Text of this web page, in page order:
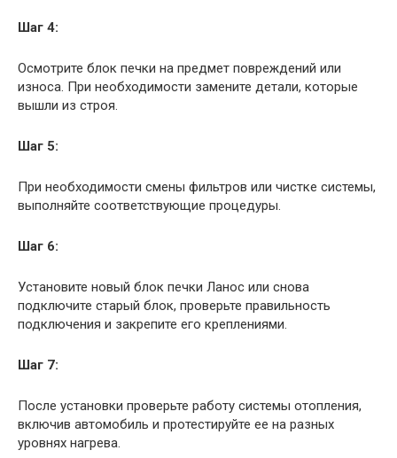
Шаг 4:
Осмотрите блок печки на предмет повреждений или
износа. При необходимости замените детали, которые
вышли из строя.
Шаг 5:
При необходимости смены фильтров или чистке системы,
выполняйте соответствующие процедуры.
Шаг 6:
Установите новый блок печки Ланос или снова
подключите старый блок, проверьте правильность
подключения и закрепите его креплениями.
Шаг 7:
После установки проверьте работу системы отопления,
включив автомобиль и протестируйте ее на разных
уровнях нагрева.